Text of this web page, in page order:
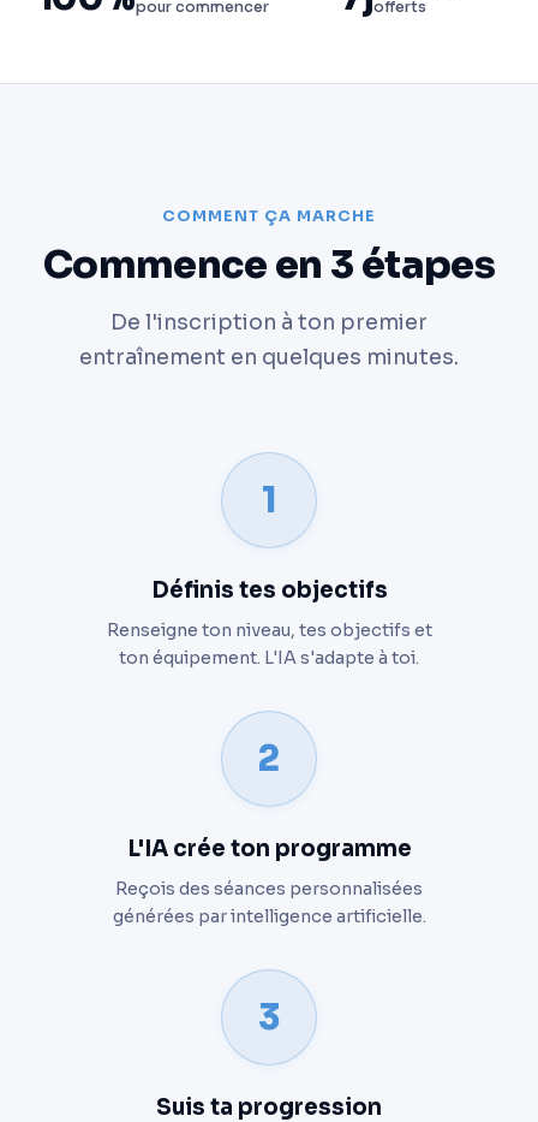
pour commencer
offerts
COMMENT ÇA MARCHE
Commence en 3 étapes
De l'inscription à ton premier
entraînement en quelques minutes.
1
Définis tes objectifs
Renseigne ton niveau, tes objectifs et
ton équipement. L'IA s'adapte à toi.
2
L'IA crée ton programme
Reçois des séances personnalisées
générées par intelligence artificielle.
3
Suis ta progression